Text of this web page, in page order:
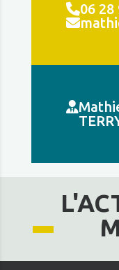
06 28